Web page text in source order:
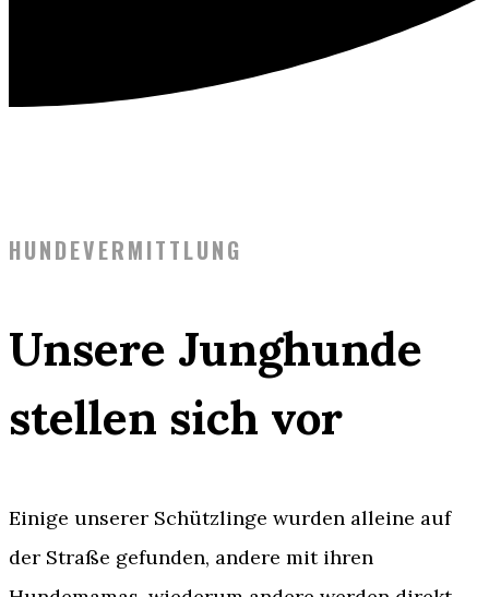
HUNDEVERMITTLUNG
Unsere Junghunde
stellen sich vor
Einige unserer Schützlinge wurden alleine auf
der Straße gefunden, andere mit ihren